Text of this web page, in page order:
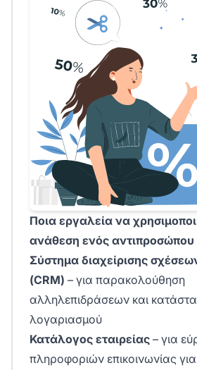
Ποια εργαλεία να
ανάθεση ενός
Σύστημα διαχείρισης
(CRM) – για παρακολούθηση
αλληλεπιδράσεων και
λογαριασμού
Κατάλογος εταιρείας – για
πληροφοριών επικοινωνίας